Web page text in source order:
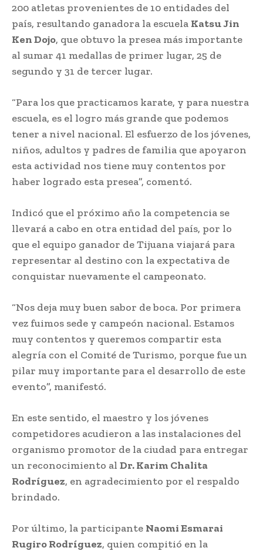
200 atletas provenientes de 10 entidades del
país, resultando ganadora la escuela Katsu Jin
Ken Dojo, que obtuvo la presea más importante
al sumar 41 medallas de primer lugar, 25 de
segundo y 31 de tercer lugar.
“Para los que practicamos karate, y para nuestra
escuela, es el logro más grande que podemos
tener a nivel nacional. El esfuerzo de los jóvenes,
niños, adultos y padres de familia que apoyaron
esta actividad nos tiene muy contentos por
haber logrado esta presea”, comentó.
Indicó que el próximo año la competencia se
llevará a cabo en otra entidad del país, por lo
que el equipo ganador de Tijuana viajará para
representar al destino con la expectativa de
conquistar nuevamente el campeonato.
“Nos deja muy buen sabor de boca. Por primera
vez fuimos sede y campeón nacional. Estamos
muy contentos y queremos compartir esta
alegría con el Comité de Turismo, porque fue un
pilar muy importante para el desarrollo de este
evento”, manifestó.
En este sentido, el maestro y los jóvenes
competidores acudieron a las instalaciones del
organismo promotor de la ciudad para entregar
un reconocimiento al Dr. Karim Chalita
Rodríguez, en agradecimiento por el respaldo
brindado.
Por último, la participante Naomi Esmarai
Rugiro Rodríguez, quien compitió en la